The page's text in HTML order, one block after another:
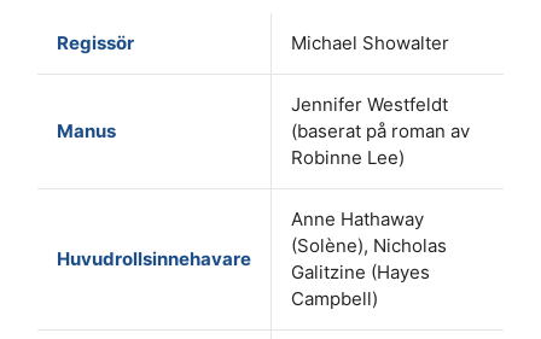
Regissör Michael Showalter
Manus
Jennifer Westfeldt
(baserat på roman av
Robinne Lee)
Huvudrollsinnehavare
Anne Hathaway
(Solène), Nicholas
Galitzine (Hayes
Campbell)